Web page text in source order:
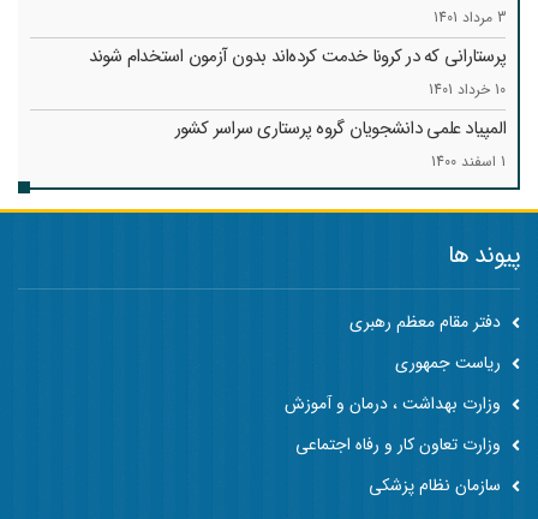
3 مرداد 1401
پرستارانی که در کرونا خدمت کرد‌ه‌اند بدون آزمون استخدام شوند
10 خرداد 1401
المپیاد علمی دانشجویان گروه پرستاری سراسر کشور
1 اسفند 1400
پیوند ها
دفتر مقام معظم رهبری
ریاست جمهوری
وزارت بهداشت ، درمان و آموزش
وزارت تعاون کار و رفاه اجتماعی
سازمان نظام پزشکی